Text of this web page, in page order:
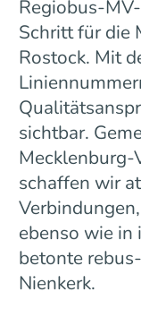
Regiobus-
Schritt für die
Rostock. Mit
sichtbar.
Mecklenburg-
schaffen wir
ebenso wie in
betonte
Nienkerk.